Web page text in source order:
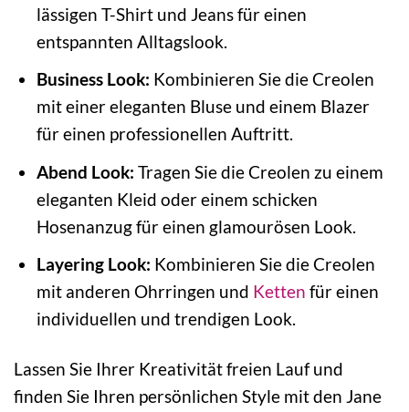
lässigen T-Shirt und Jeans für einen
entspannten Alltagslook.
Business Look: Kombinieren Sie die Creolen
mit einer eleganten Bluse und einem Blazer
für einen professionellen Auftritt.
Abend Look: Tragen Sie die Creolen zu einem
eleganten Kleid oder einem schicken
Hosenanzug für einen glamourösen Look.
Layering Look: Kombinieren Sie die Creolen
mit anderen Ohrringen und Ketten für einen
individuellen und trendigen Look.
Lassen Sie Ihrer Kreativität freien Lauf und
finden Sie Ihren persönlichen Style mit den Jane